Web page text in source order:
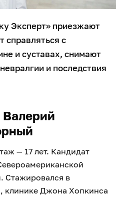
Эксперт» приезжают
справляться с
и суставах, снимают
и последствия
Валерий
— 17 лет. Кандидат
Стажировался в
клинике Джона Хопкинса